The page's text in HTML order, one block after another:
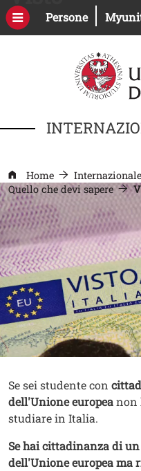
PersoneApri il
Home Internazionale
Quello che devi sapere
Contenuto
Testo
Se sei studente con
dell'Unione europeanon
studiare in Italia.
Se hai cittadinanza di
dell'Unione europea ma